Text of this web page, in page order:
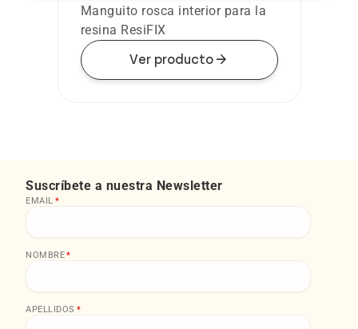
Manguito rosca interior para la
resina ResiFIX
Ver productoarrow_forward
Suscríbete a nuestra Newsletter
EMAIL *
NOMBRE*
APELLIDOS *